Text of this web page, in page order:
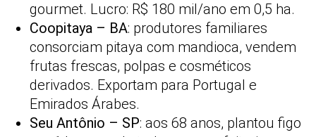
gourmet. Lucro: R$ 180 mil/ano em 0,5 ha.
Coopitaya – BA: produtores familiares
consorciam pitaya com mandioca, vendem
frutas frescas, polpas e cosméticos
derivados. Exportam para Portugal e
Emirados Árabes.
Seu Antônio – SP: aos 68 anos, plantou figo